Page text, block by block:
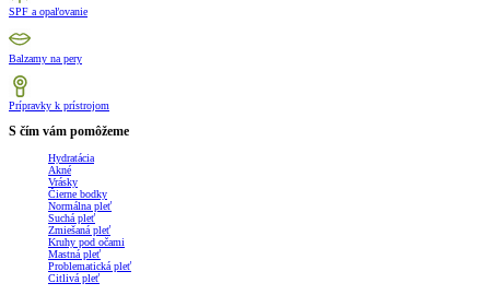
SPF a opaľovanie
Balzamy na pery
Prípravky k prístrojom
S čím vám pomôžeme
Hydratácia
Akné
Vrásky
Čierne bodky
Normálna pleť
Suchá pleť
Zmiešaná pleť
Kruhy pod očami
Mastná pleť
Problematická pleť
Citlivá pleť